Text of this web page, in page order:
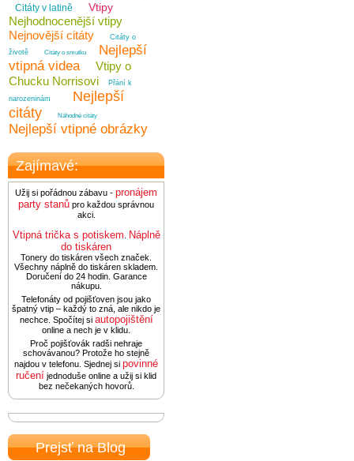
Citáty v latině Vtipy
Nejhodnocenější vtipy
Nejnovější citáty
Citáty o
životě
Citáty o smutku
Nejlepší
vtipná videa
Vtipy o
Chucku Norrisovi
Přání k
narozeninám
Nejlepší
citáty
Náhodné citáty
Nejlepší vtipné obrázky
Zajímavé:
Užij si pořádnou zábavu - pronájem
party stanů pro každou správnou
akci.
Vtipná trička s potiskem Náplně
do tiskáren
Tonery do tiskáren všech značek.
Všechny náplně do tiskáren skladem.
Doručení do 24 hodin. Garance
nákupu.
Telefonáty od pojišťoven jsou jako
špatný vtip – každý to zná, ale nikdo je
nechce. Spočítej si autopojištění
online a nech je v klidu.
Proč pojišťovák radši nehraje
schovávanou? Protože ho stejně
najdou v telefonu. Sjednej si povinné
ručení jednoduše online a užij si klid
bez nečekaných hovorů.
Prejsť na Blog